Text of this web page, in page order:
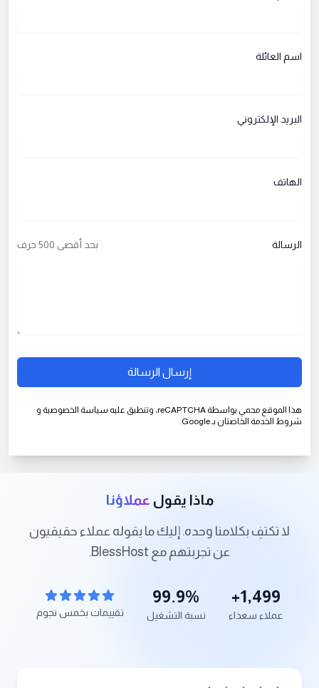
اسم العائلة
البريد الإلكتروني
الهاتف
الرسالة بحد أقصى 500 حرف
إرسال الرسالة
هذا الموقع محمي بواسطة reCAPTCHA، وتنطبق عليه سياسة الخصوصية و
شروط الخدمة الخاصتان بـ Google.
ماذا يقول عملاؤنا
لا تكتفِ بكلامنا وحده. إليك ما يقوله عملاء حقيقيون
عن تجربتهم مع BlessHost.
1,500
+
عملاء سعداء
99.9%
نسبة التشغيل تقييمات بخمس نجوم